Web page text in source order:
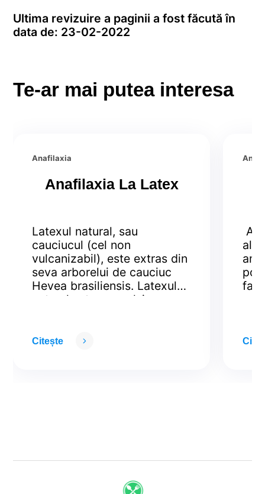
Ultima revizuire a paginii a fost făcută în
data de: 23-02-2022
Te-ar mai putea interesa
Anafilaxia
Anafilaxia La Latex
Latexul natural, sau
cauciucul (cel non
vulcanizabil), este extras din
seva arborelui de cauciuc
Hevea brasiliensis. Latexul
natural este o emulsie
zaharuri, uleiuri, rășini.
Citește